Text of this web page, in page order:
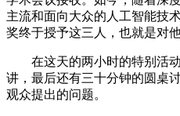
主流和面向大众的人工智能技
奖终于授予这三人，也就是对
在这天的两小时的特别活动
讲，最后还有三十分钟的圆桌
观众提出的问题。